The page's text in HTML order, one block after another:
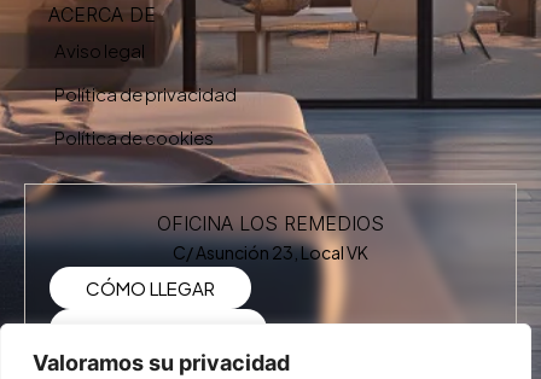
Valoramos su privacidad
ACERCA DE
Aviso legal
Política de privacidad
Política de cookies
OFICINA LOS REMEDIOS
C/ Asunción 23, Local VK
CÓMO LLEGAR